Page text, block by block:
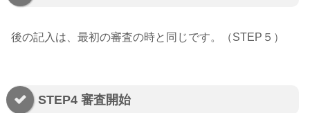
後の記入は、最初の審査の時と同じです。（STEP５）
STEP4 審査開始